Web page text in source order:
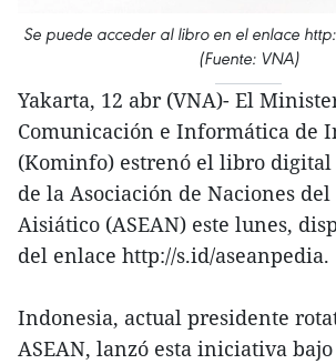
Se puede acceder al libro en el enlace
(Fuente: VNA)
Yakarta, 12 abr (VNA)- El
Comunicación e Informática de
(Kominfo) estrenó el libro digital
de la Asociación de Naciones del
Aisiático (ASEAN) este lunes,
del enlace http://s.id/aseanpedia.
Indonesia, actual presidente
ASEAN, lanzó esta iniciativa